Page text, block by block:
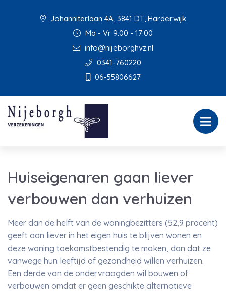
Johanniterlaan 4A, 3841 DT, Harderwijk
Ma - Vr 9:00 - 17:00
info@nijeborghvz.nl
0341-760220
06-55806627
Huiseigenaren gaan liever
verbouwen dan verhuizen
Meer dan de helft van de woningbezitters (52,9 procent)
geeft aan liever in het eigen huis te blijven wonen en
deze woning toekomstbestendig te maken, dan dat ze
vanwege hun leeftijd of gezondheid willen verhuizen.
Een derde van de ondervraagden wil bouwen of
verbouwen omdat er geen geschikte alternatieve